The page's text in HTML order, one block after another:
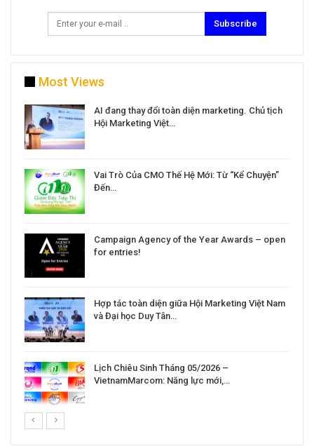
Subscribe
Most Views
AI đang thay đổi toàn diện marketing. Chủ tịch
Hội Marketing Việt…
Vai Trò Của CMO Thế Hệ Mới: Từ “Kể Chuyện”
Đến…
Campaign Agency of the Year Awards – open
for entries!
Hợp tác toàn diện giữa Hội Marketing Việt Nam
và Đại học Duy Tân…
Lịch Chiêu Sinh Tháng 05/2026 –
VietnamMarcom: Năng lực mới,…